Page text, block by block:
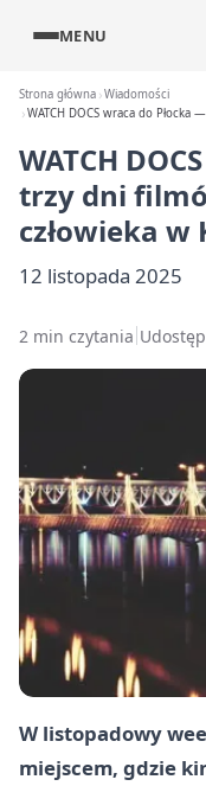
MENU
Strona główna Wiadomości
WATCH DOCS wraca do
WATCH
trzy dni
człowieka w
12 listopada 2025
2 min czytania
W listopadowy
miejscem, gdzie